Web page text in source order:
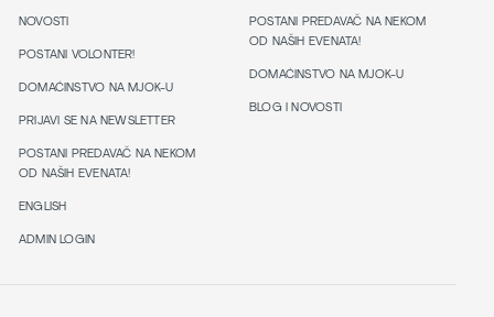
NOVOSTI
POSTANI VOLONTER!
DOMAĆINSTVO NA MJOK-U
PRIJAVI SE NA NEWSLETTER
POSTANI PREDAVAČ NA NEKOM
OD NAŠIH EVENATA!
ENGLISH
ADMIN LOGIN
POSTANI PREDAVAČ NA NEKOM
OD NAŠIH EVENATA!
DOMAĆINSTVO NA MJOK-U
BLOG I NOVOSTI